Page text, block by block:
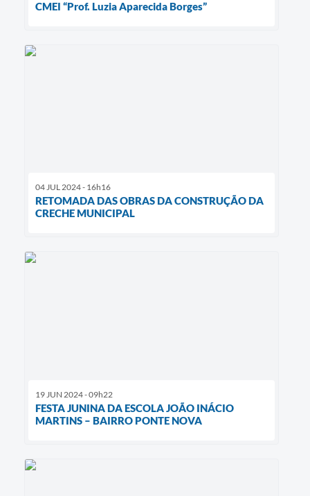
CMEI “Prof. Luzia Aparecida Borges”
04 JUL 2024 - 16h16
RETOMADA DAS OBRAS DA CONSTRUÇÃO DA
CRECHE MUNICIPAL
19 JUN 2024 - 09h22
FESTA JUNINA DA ESCOLA JOÃO INÁCIO
MARTINS – BAIRRO PONTE NOVA